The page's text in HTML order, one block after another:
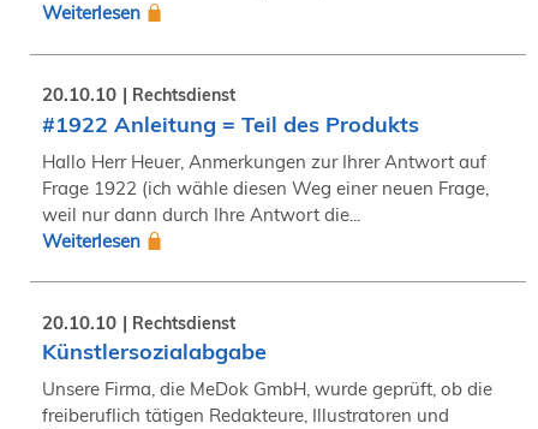
Weiterlesen
20.10.10 Rechtsdienst
#1922 Anleitung = Teil des Produkts
Hallo Herr Heuer, Anmerkungen zur Ihrer Antwort auf
Frage 1922 (ich wähle diesen Weg einer neuen Frage,
weil nur dann durch Ihre Antwort die...
Weiterlesen
20.10.10 Rechtsdienst
Künstlersozialabgabe
Unsere Firma, die MeDok GmbH, wurde geprüft, ob die
freiberuflich tätigen Redakteure, Illustratoren und